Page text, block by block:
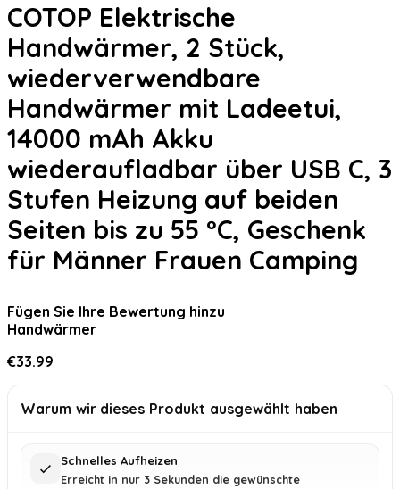
COTOP Elektrische
Handwärmer, 2 Stück,
wiederverwendbare
Handwärmer mit Ladeetui,
14000 mAh Akku
wiederaufladbar über USB C, 3
Stufen Heizung auf beiden
Seiten bis zu 55 °C, Geschenk
für Männer Frauen Camping
Fügen Sie Ihre Bewertung hinzu
Handwärmer
€33.99
Warum wir dieses Produkt ausgewählt haben
Schnelles Aufheizen
Erreicht in nur 3 Sekunden die gewünschte